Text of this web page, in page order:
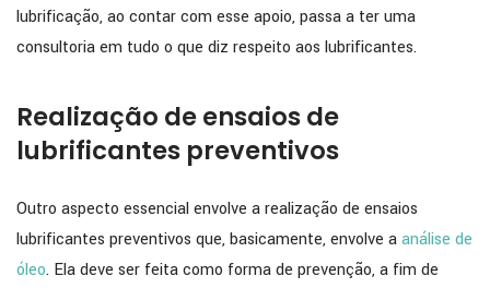
lubrificação, ao contar com esse apoio, passa a ter uma
consultoria em tudo o que diz respeito aos lubrificantes.
Realização de ensaios de
lubrificantes preventivos
Outro aspecto essencial envolve a realização de ensaios
lubrificantes preventivos que, basicamente, envolve aanálise de
óleo. Ela deve ser feita como forma de prevenção, a fim de